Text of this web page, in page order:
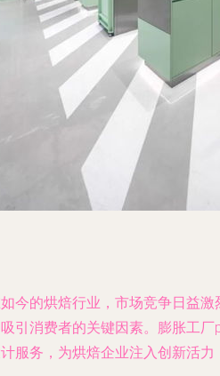
今的烘焙行业，市场竞争日益
引消费者的关键因素。膨胀工
服务，为烘焙企业注入创新活力